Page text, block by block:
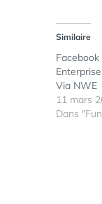
Similaire
Facebook
Via NWE
11 mars
Dans